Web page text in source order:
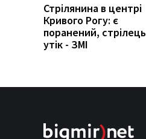
Стрілянина в центрі
Кривого Рогу: є
поранений, стрілець
утік - ЗМІ